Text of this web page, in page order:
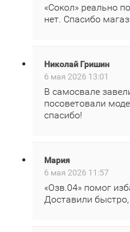
«Сокол» реально
нет. Спасибо
Николай Гришин
6 мая 2026 13:01
В самосвале
посоветовали
спасибо!
Мария
6 мая 2026 11:57
«Озв.04» помог
Доставили